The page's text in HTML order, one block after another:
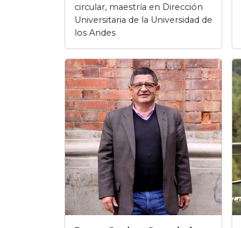
circular, maestría en Dirección
Universitaria de la Universidad de
los Andes